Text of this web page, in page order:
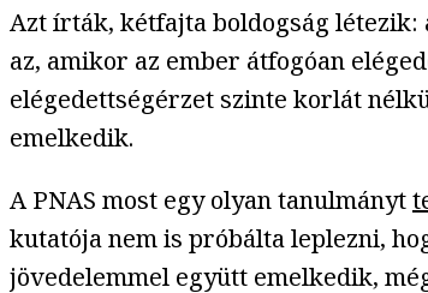
Azt írták, kétfajta boldogság
az, amikor az ember átfogóan
elégedettségérzet szinte korlát
emelkedik.
A PNAS most egy olyan tanulmányt
kutatója nem is próbálta leplezni,
jövedelemmel együtt emelkedik,